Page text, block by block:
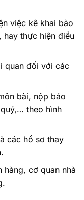
việc kê khai bảo
hay thực hiện điều
quan đối với các
bài, nộp báo
theo hình
các hồ sơ thay
cơ quan nhà